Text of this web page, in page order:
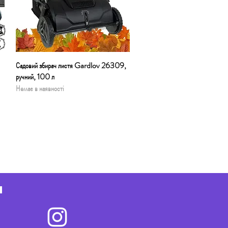
Швидкий перегляд
Садовий збирач листя Gardlov 26309,
ручний, 100 л
Немає в наявності